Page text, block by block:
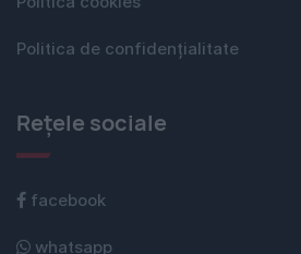
Politica de confidențialitate
Rețele sociale
facebook
whatsapp